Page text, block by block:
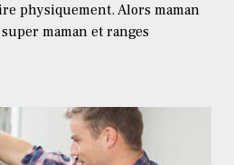
physiquement. Alors maman
maman et ranges